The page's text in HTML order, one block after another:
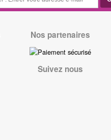
Nos partenaires
Suivez nous